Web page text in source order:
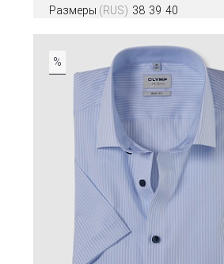
Размеры (RUS) 38 39 40
Цвета
%